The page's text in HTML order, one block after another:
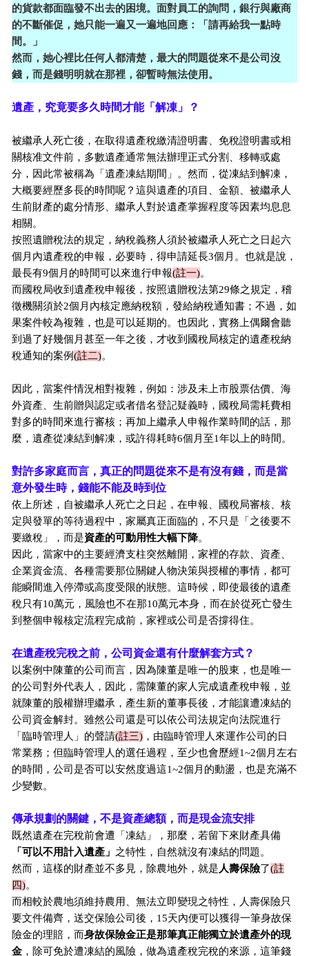
的貨款都面臨發不出去的困境。面對員工的詢問，銀行與廠商
的不斷催促，她只能一遍又一遍地回應：「請再給我一點時
間。」
然而，她心裡比任何人都清楚，最大的問題從來不是公司沒
錢，而是錢明明就在那裡，卻暫時無法使用。
遺產，究竟要多久時間才能「解凍」？
被繼承人死亡後，在取得遺產稅繳清證明書、免稅證明書或相
關核准文件前，多數遺產通常無法辦理正式分割、移轉或處
分，因此常被稱為「遺產凍結期間」。然而，從凍結到解凍，
大概要經歷多長的時間呢？這與遺產的項目、金額、被繼承人
生前財產的處分情形、繼承人對於遺產掌握程度等因素均息息
相關。
按照遺贈稅法的規定，納稅義務人須於被繼承人死亡之日起六
個月內遺產稅的申報，必要時，得申請延長3個月。也就是說，
最長有9個月的時間可以來進行申報(註一)。
而國稅局收到遺產稅申報後，按照遺贈稅法第29條之規定，稽
徵機關須於2個月內核定應納稅額，發給納稅通知書；不過，如
果案件較為複雜，也是可以延期的。也因此，實務上偶爾會聽
到過了好幾個月甚至一年之後，才收到國稅局核定的遺產稅納
稅通知的案例(註二)。
因此，當案件情況相對複雜，例如：涉及未上市股票估價、海
外資產、生前贈與認定或者借名登記疑義時，國稅局需耗費相
對多的時間來進行審核；再加上繼承人申報作業時間的話，那
麼，遺產從凍結到解凍，或許得耗時6個月至1年以上的時間。
對許多家庭而言，真正的問題從來不是有沒有錢，而是當
意外發生時，錢能不能及時到位
依上所述，自被繼承人死亡之日起，在申報、國稅局審核、核
定與發單的等待過程中，家屬真正面臨的，不只是「之後要不
要繳稅」，而是資產的可動用性大幅下降。
因此，當家中的主要經濟支柱突然離開，家裡的存款、資產、
企業資金流、各種需要那位關鍵人物決策與授權的事情，都可
能瞬間進入停滯或高度受限的狀態。這時候，即使最後的遺產
稅只有10萬元，風險也不在那10萬元本身，而在於從死亡發生
到整個申報核定流程完成前，家裡或公司是否撐得住。
在遺產稅完稅之前，公司資金還有什麼解套方式？
以案例中陳董的公司而言，因為陳董是唯一的股東，也是唯一
的公司對外代表人，因此，需陳董的家人完成遺產稅申報，並
就陳董的股權辦理繼承，產生新的董事長後，才能讓遭凍結的
公司資金解封。雖然公司還是可以依公司法規定向法院進行
「臨時管理人」的聲請(註三) ，由臨時管理人來運作公司的日
常業務；但臨時管理人的選任過程，至少也會歷經1~2個月左右
的時間，公司是否可以安然度過這1~2個月的動盪，也是充滿不
少變數。
傳承規劃的關鍵，不是資產總額，而是現金流安排
既然遺產在完稅前會遭「凍結」，那麼，若留下來財產具備
「可以不用計入遺產」 之特性，自然就沒有凍結的問題。
然而，這樣的財產並不多見，除農地外，就是人壽保險了(註
四)。
而相較於農地須維持農用、無法立即變現之特性，人壽保險只
要文件備齊，送交保險公司後，15天內便可以獲得一筆身故保
險金的理賠，而身故保險金正是那筆真正能獨立於遺產外的現
金 ，除可免於遭凍結的風險，做為遺產稅完稅的來源，這筆錢